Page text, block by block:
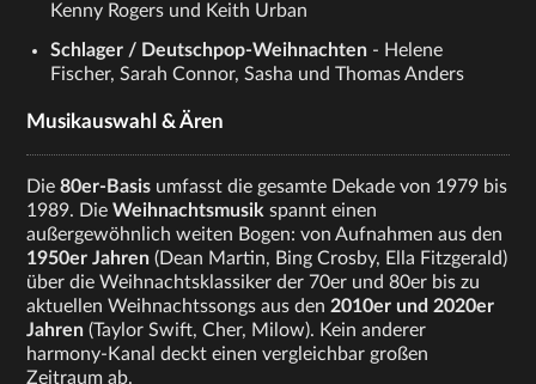
Kenny Rogers und Keith Urban
Schlager / Deutschpop-Weihnachten - Helene
Fischer, Sarah Connor, Sasha und Thomas Anders
Musikauswahl & Ären
Die80er-Basis umfasst die gesamte Dekade von 1979 bis
1989. DieWeihnachtsmusik spannt einen
außergewöhnlich weiten Bogen: von Aufnahmen aus den
1950er Jahren (Dean Martin, Bing Crosby, Ella Fitzgerald)
über die Weihnachtsklassiker der 70er und 80er bis zu
aktuellen Weihnachtssongs aus den2010er und 2020er
Jahren (Taylor Swift, Cher, Milow). Kein anderer
harmony-Kanal deckt einen vergleichbar großen
Zeitraum ab.